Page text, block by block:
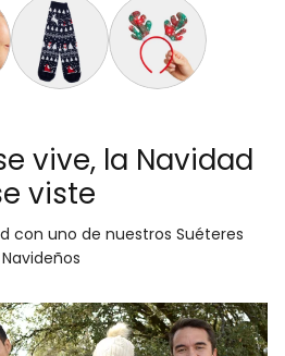
vive, la Navidad
viste
con uno de nuestros Suéteres
Navideños